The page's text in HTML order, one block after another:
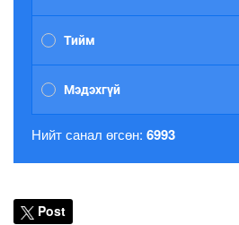
Тийм
Мэдэхгүй
Нийт санал өгсөн: 6993
Post